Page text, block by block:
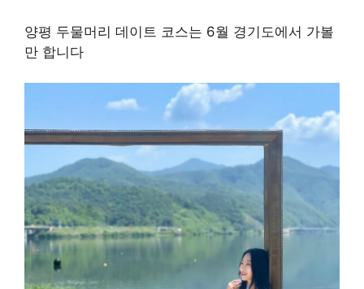
양평 두물머리 데이트 코스는 6월 경기도에서 가볼
만 합니다